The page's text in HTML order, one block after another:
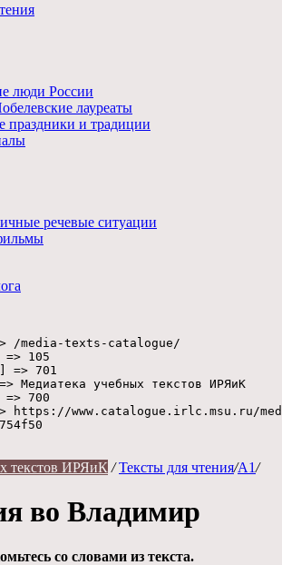
люди России
лауреаты
праздники и традиции
речевые ситуации
/media-texts-catalogue/
=> 105
=> 701
Медиатека учебных текстов ИРЯиК
=> 700
https://www.catalogue.irlc.msu.ru/
текстов ИРЯиК / Тексты для чтения/А1/
во Владимир
со словами из текста.